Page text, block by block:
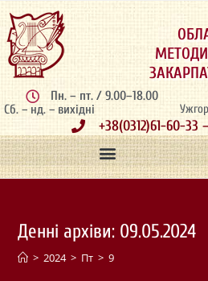
Пн. – пт. / 9.00–18.00
Сб. – нд. – вихідні
+38(0312)61-60-33
Денні архіви: 09.05.2024
> 2024 > Пт > 9